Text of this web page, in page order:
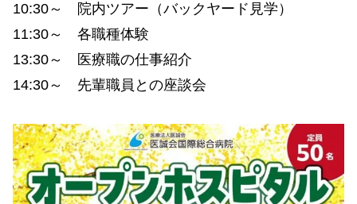
10:30～ 院内ツアー（バックヤード見学）
11:30～ 各職種体験
13:30～ 医療職の仕事紹介
14:30～ 先輩職員との座談会